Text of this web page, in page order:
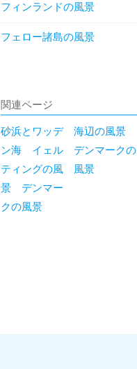
フィンランドの風景
フェロー諸島の風景
関連ページ
砂浜とワッデ
ン海 イェル
ティングの風
景 デンマー
クの風景
海辺の風景
デンマークの
風景